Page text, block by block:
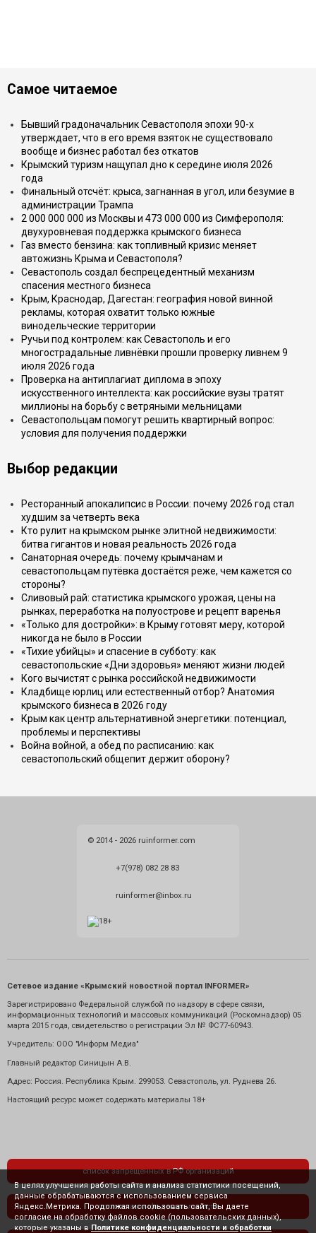
Самое читаемое
Бывший градоначальник Севастополя эпохи 90-х
утверждает, что в его время взяток не существовало
вообще и бизнес работал без откатов
Крымский туризм нащупал дно к середине июля 2026
года
Финальный отсчёт: крыса, загнанная в угол, или безумие в
администрации Трампа
2 000 000 000 из Москвы и 473 000 000 из Симферополя:
двухуровневая поддержка крымского бизнеса
Газ вместо бензина: как топливный кризис меняет
автожизнь Крыма и Севастополя?
Севастополь создал беспрецедентный механизм
спасения местного бизнеса
Крым, Краснодар, Дагестан: география новой винной
рекламы, которая охватит только южные
винодельческие территории
Ручьи под контролем: как Севастополь и его
многострадальные ливнёвки прошли проверку ливнем 9
июля 2026 года
Проверка на антиплагиат диплома в эпоху
искусственного интеллекта: как российские вузы тратят
миллионы на борьбу с ветряными мельницами
Севастопольцам помогут решить квартирный вопрос:
условия для получения поддержки
Выбор редакции
Ресторанный апокалипсис в России: почему 2026 год стал
худшим за четверть века
Кто рулит на крымском рынке элитной недвижимости:
битва гигантов и новая реальность 2026 года
Санаторная очередь: почему крымчанам и
севастопольцам путёвка достаётся реже, чем кажется со
стороны?
Сливовый рай: статистика крымского урожая, цены на
рынках, переработка на полуострове и рецепт варенья
«Только для достройки»: в Крыму готовят меру, которой
никогда не было в России
«Тихие убийцы» и спасение в субботу: как
севастопольские «Дни здоровья» меняют жизни людей
Кого вычистят с рынка российской недвижимости
Кладбище юрлиц или естественный отбор? Анатомия
крымского бизнеса в 2026 году
Крым как центр альтернативной энергетики: потенциал,
проблемы и перспективы
Война войной, а обед по расписанию: как
севастопольский общепит держит оборону?
© 2014 - 2026 ruinformer.com
+7(978) 082 28 83
ruinformer@inbox.ru
Сетевое издание «Крымский новостной портал INFORMER»
Зарегистрировано Федеральной службой по надзору в сфере связи,
информационных технологий и массовых коммуникаций (Роскомнадзор) 05
марта 2015 года, свидетельство о регистрации Эл № ФС77-60943.
Учредитель: ООО "Информ Медиа"
Главный редактор Синицын А.В.
Адрес: Россия. Республика Крым. 299053. Севастополь, ул. Руднева 26.
Настоящий ресурс может содержать материалы 18+
список запрещенных в РФ организаций
политика конфиденциальности
В целях улучшения работы сайта и анализа статистики посещений,
данные обрабатываются с использованием сервиса
Яндекс.Метрика. Продолжая использовать сайт, Вы даете
согласие на обработку файлов cookie (пользовательских данных),
которые указаны в Политике конфиденциальности и обработки